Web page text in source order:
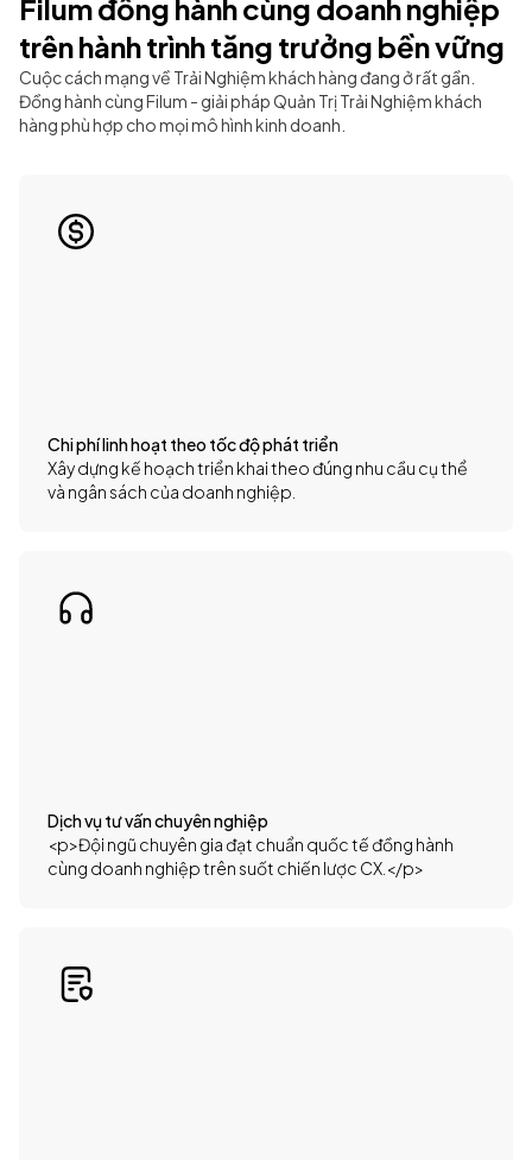
Filum đồng hành cùng doanh nghiệp
trên hành trình tăng trưởng bền vững
Cuộc cách mạng về Trải Nghiệm khách hàng đang ở rất gần.
Đồng hành cùng Filum - giải pháp Quản Trị Trải Nghiệm khách
hàng phù hợp cho mọi mô hình kinh doanh.
Chi phí linh hoạt theo tốc độ phát triển
Xây dựng kế hoạch triển khai theo đúng nhu cầu cụ thể
và ngân sách của doanh nghiệp.
Dịch vụ tư vấn chuyên nghiệp
<p>Đội ngũ chuyên gia đạt chuẩn quốc tế đồng hành
cùng doanh nghiệp trên suốt chiến lược CX.</p>